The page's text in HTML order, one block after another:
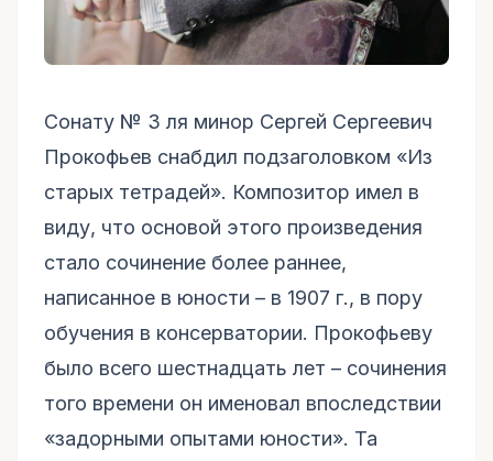
Сонату № 3 ля минор Сергей Сергеевич
Прокофьев снабдил подзаголовком «Из
старых тетрадей». Композитор имел в
виду, что основой этого произведения
стало сочинение более раннее,
написанное в юности – в 1907 г., в пору
обучения в консерватории. Прокофьеву
было всего шестнадцать лет – сочинения
того времени он именовал впоследствии
«задорными опытами юности». Та